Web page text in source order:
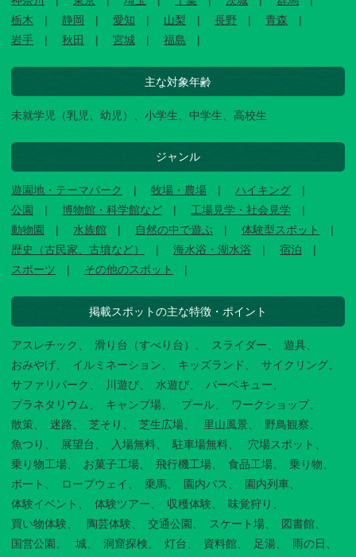
栃木
静岡 愛知 山梨 長野
青森
岩手
秋田 宮城 福島
主な対象年齢
未就学児（乳児、幼児）、小学生、中学生、高校生
ジャンル
遊園地・テーマパーク 牧場・農場
ハイキング
公園
博物館・科学館など
工場見学・社会見学
動物園
水族館 自然の中で遊ぶ
体験型スポット
歴史（古民家、古墳など）
海水浴・湖水浴
宿泊
スポーツ
その他のスポット
掲載スポットの主な特徴・ポイント
アスレチック 滑り台（すべり台） スライダー
遊具
おみやげ
イルミネーション キッズランド
サイクリング
サファリパーク
川遊び 水遊び
バーベキュー
プラネタリウム
キャンプ場 プール
ワークショップ
散策
迷路 芝そり 芝生広場 里山風景
野鳥観察
魚つり
展望台 入場無料 駐車場無料
穴場スポット
乗り物工場
お菓子工場 飛行機工場 食品工場
乗り物
ボート
ロープウェイ 乗馬 園内バス
園内列車
体験イベント
体験ツアー 収穫体験
味覚狩り
買い物体験
陶芸体験 交通公園 スケート場
図書館
国営公園
城 洞窟探検 灯台 資料館 足湯 雨の日